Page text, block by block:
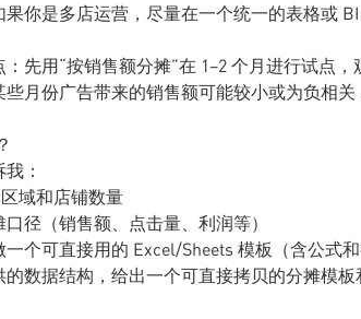
你是多店运营，尽量在一个统一的表格或
先用“按销售额分摊”在 1–2 个月进行试点，
月份广告带来的销售额可能较小或为负相
：
域和店铺数量
径（销售额、点击量、利润等）
个可直接用的 Excel/Sheets 模板（含公式和
数据结构，给出一个可直接拷贝的分摊模板